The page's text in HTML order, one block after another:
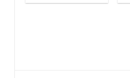
70.000 ₫.là: